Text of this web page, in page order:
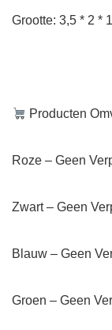
Grootte: 3,5 * 2 *
Producten
Roze – Geen
Zwart – Geen
Blauw – Geen
Groen – Geen